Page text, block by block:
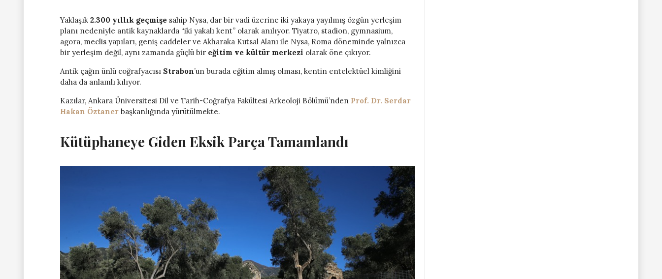
Yaklaşık 2.300 yıllık geçmişe sahip Nysa, dar bir vadi üzerine iki yakaya yayılmış özgün yerleşim
planı nedeniyle antik kaynaklarda “iki yakalı kent” olarak anılıyor. Tiyatro, stadion, gymnasium,
agora, meclis yapıları, geniş caddeler ve Akharaka Kutsal Alanı ile Nysa, Roma döneminde yalnızca
bir yerleşim değil, aynı zamanda güçlü bir eğitim ve kültür merkezi olarak öne çıkıyor.
Antik çağın ünlü coğrafyacısı Strabon’un burada eğitim almış olması, kentin entelektüel kimliğini
daha da anlamlı kılıyor.
Kazılar, Ankara Üniversitesi Dil ve Tarih-Coğrafya Fakültesi Arkeoloji Bölümü’nden Prof. Dr. Serdar
Hakan Öztaner başkanlığında yürütülmekte.
Kütüphaneye Giden Eksik Parça Tamamlandı